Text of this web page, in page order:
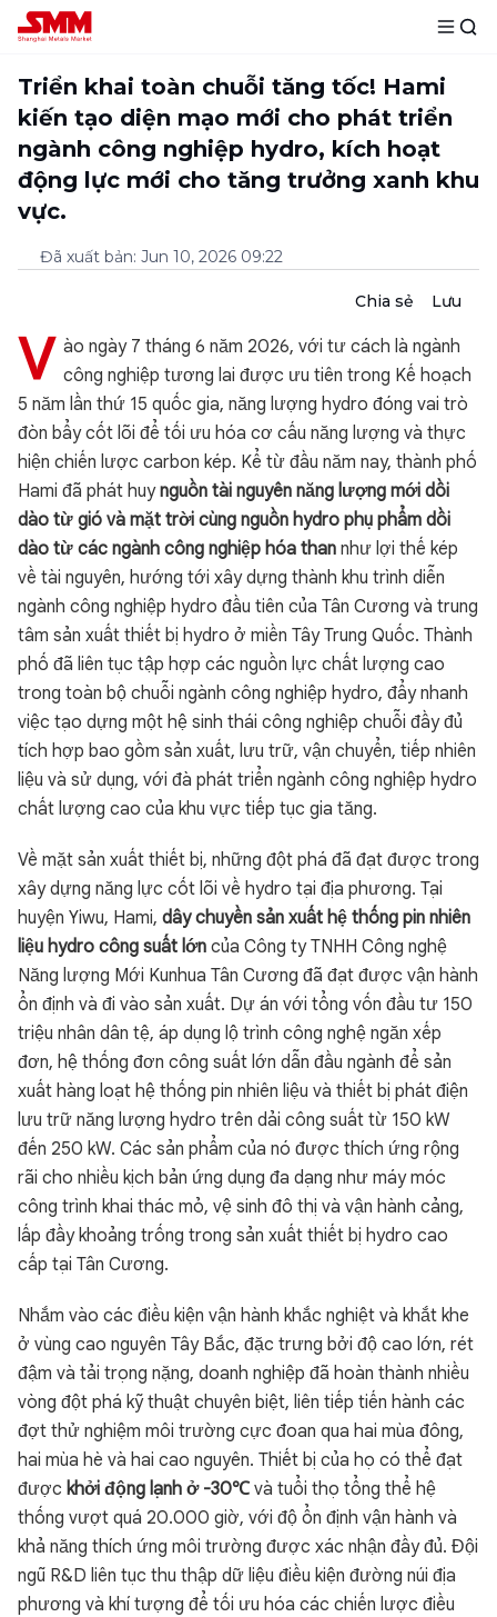
Triển khai toàn chuỗi tăng tốc! Hami
kiến tạo diện mạo mới cho phát triển
ngành công nghiệp hydro, kích hoạt
động lực mới cho tăng trưởng xanh khu
vực.
Đã xuất bản: Jun 10, 2026 09:22
Chia sẻ Lưu
V ào ngày 7 tháng 6 năm 2026, với tư cách là ngành
công nghiệp tương lai được ưu tiên trong Kế hoạch
5 năm lần thứ 15 quốc gia, năng lượng hydro đóng vai trò
đòn bẩy cốt lõi để tối ưu hóa cơ cấu năng lượng và thực
hiện chiến lược carbon kép. Kể từ đầu năm nay, thành phố
Hami đã phát huynguồn tài nguyên năng lượng mới dồi
dào từ gió và mặt trời cùng nguồn hydro phụ phẩm dồi
dào từ các ngành công nghiệp hóa than như lợi thế kép
về tài nguyên, hướng tới xây dựng thành khu trình diễn
ngành công nghiệp hydro đầu tiên của Tân Cương và trung
tâm sản xuất thiết bị hydro ở miền Tây Trung Quốc. Thành
phố đã liên tục tập hợp các nguồn lực chất lượng cao
trong toàn bộ chuỗi ngành công nghiệp hydro, đẩy nhanh
việc tạo dựng một hệ sinh thái công nghiệp chuỗi đầy đủ
tích hợp bao gồm sản xuất, lưu trữ, vận chuyển, tiếp nhiên
liệu và sử dụng, với đà phát triển ngành công nghiệp hydro
chất lượng cao của khu vực tiếp tục gia tăng.
Về mặt sản xuất thiết bị, những đột phá đã đạt được trong
xây dựng năng lực cốt lõi về hydro tại địa phương. Tại
huyện Yiwu, Hami, dây chuyền sản xuất hệ thống pin nhiên
liệu hydro công suất lớn của Công ty TNHH Công nghệ
Năng lượng Mới Kunhua Tân Cương đã đạt được vận hành
ổn định và đi vào sản xuất. Dự án với tổng vốn đầu tư 150
triệu nhân dân tệ, áp dụng lộ trình công nghệ ngăn xếp
đơn, hệ thống đơn công suất lớn dẫn đầu ngành để sản
xuất hàng loạt hệ thống pin nhiên liệu và thiết bị phát điện
lưu trữ năng lượng hydro trên dải công suất từ 150 kW
đến 250 kW. Các sản phẩm của nó được thích ứng rộng
rãi cho nhiều kịch bản ứng dụng đa dạng như máy móc
công trình khai thác mỏ, vệ sinh đô thị và vận hành cảng,
lấp đầy khoảng trống trong sản xuất thiết bị hydro cao
cấp tại Tân Cương.
Nhắm vào các điều kiện vận hành khắc nghiệt và khắt khe
ở vùng cao nguyên Tây Bắc, đặc trưng bởi độ cao lớn, rét
đậm và tải trọng nặng, doanh nghiệp đã hoàn thành nhiều
vòng đột phá kỹ thuật chuyên biệt, liên tiếp tiến hành các
đợt thử nghiệm môi trường cực đoan qua hai mùa đông,
hai mùa hè và hai cao nguyên. Thiết bị của họ có thể đạt
được khởi động lạnh ở -30℃ và tuổi thọ tổng thể hệ
thống vượt quá 20.000 giờ, với độ ổn định vận hành và
khả năng thích ứng môi trường được xác nhận đầy đủ. Đội
ngũ R&D liên tục thu thập dữ liệu điều kiện đường núi địa
phương và khí tượng để tối ưu hóa các chiến lược điều